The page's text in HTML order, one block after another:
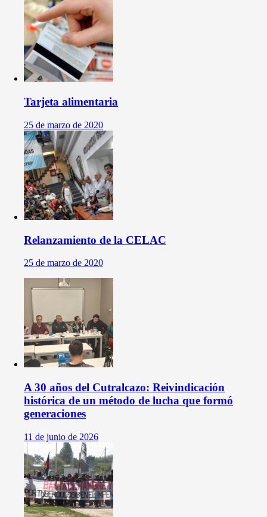
Tarjeta alimentaria
25 de marzo de 2020
Relanzamiento de la CELAC
25 de marzo de 2020
A 30 años del Cutralcazo: Reivindicación
histórica de un método de lucha que formó
generaciones
11 de junio de 2026